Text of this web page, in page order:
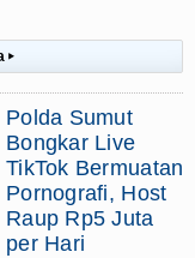
▸
Polda Sumut
Bongkar Live
TikTok Bermuatan
Pornografi, Host
Raup Rp5 Juta
per Hari